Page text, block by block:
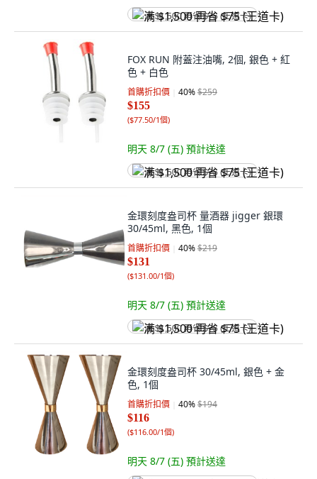
满 $1,500 再省 $75 (王道卡)
FOX RUN 附蓋注油嘴, 2個, 銀色 + 紅
色 + 白色
首購折扣價 40%$259
$155
($77.50/1個)
明天 8/7 (五) 預計送達
满 $1,500 再省 $75 (王道卡)
金環刻度盎司杯 量酒器 jigger 銀環
30/45ml, 黑色, 1個
首購折扣價 40%$219
$131
($131.00/1個)
明天 8/7 (五) 預計送達
满 $1,500 再省 $75 (王道卡)
金環刻度盎司杯 30/45ml, 銀色 + 金
色, 1個
首購折扣價 40%$194
$116
($116.00/1個)
明天 8/7 (五) 預計送達